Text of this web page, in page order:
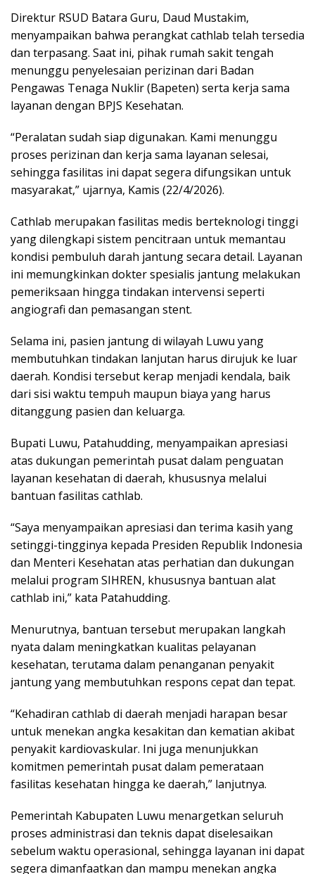
Direktur RSUD Batara Guru, Daud Mustakim,
menyampaikan bahwa perangkat cathlab telah tersedia
dan terpasang. Saat ini, pihak rumah sakit tengah
menunggu penyelesaian perizinan dari Badan
Pengawas Tenaga Nuklir (Bapeten) serta kerja sama
layanan dengan BPJS Kesehatan.
“Peralatan sudah siap digunakan. Kami menunggu
proses perizinan dan kerja sama layanan selesai,
sehingga fasilitas ini dapat segera difungsikan untuk
masyarakat,” ujarnya, Kamis (22/4/2026).
Cathlab merupakan fasilitas medis berteknologi tinggi
yang dilengkapi sistem pencitraan untuk memantau
kondisi pembuluh darah jantung secara detail. Layanan
ini memungkinkan dokter spesialis jantung melakukan
pemeriksaan hingga tindakan intervensi seperti
angiografi dan pemasangan stent.
Selama ini, pasien jantung di wilayah Luwu yang
membutuhkan tindakan lanjutan harus dirujuk ke luar
daerah. Kondisi tersebut kerap menjadi kendala, baik
dari sisi waktu tempuh maupun biaya yang harus
ditanggung pasien dan keluarga.
Bupati Luwu, Patahudding, menyampaikan apresiasi
atas dukungan pemerintah pusat dalam penguatan
layanan kesehatan di daerah, khususnya melalui
bantuan fasilitas cathlab.
“Saya menyampaikan apresiasi dan terima kasih yang
setinggi-tingginya kepada Presiden Republik Indonesia
dan Menteri Kesehatan atas perhatian dan dukungan
melalui program SIHREN, khususnya bantuan alat
cathlab ini,” kata Patahudding.
Menurutnya, bantuan tersebut merupakan langkah
nyata dalam meningkatkan kualitas pelayanan
kesehatan, terutama dalam penanganan penyakit
jantung yang membutuhkan respons cepat dan tepat.
“Kehadiran cathlab di daerah menjadi harapan besar
untuk menekan angka kesakitan dan kematian akibat
penyakit kardiovaskular. Ini juga menunjukkan
komitmen pemerintah pusat dalam pemerataan
fasilitas kesehatan hingga ke daerah,” lanjutnya.
Pemerintah Kabupaten Luwu menargetkan seluruh
proses administrasi dan teknis dapat diselesaikan
sebelum waktu operasional, sehingga layanan ini dapat
segera dimanfaatkan dan mampu menekan angka